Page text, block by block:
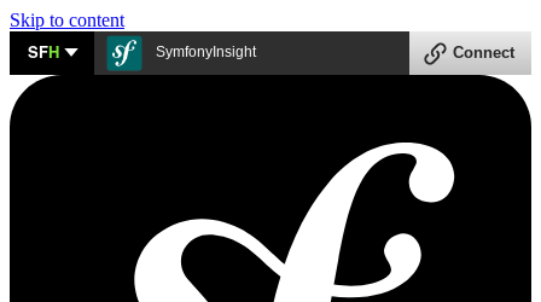
Skip to content
SFH SymfonyInsight Connect